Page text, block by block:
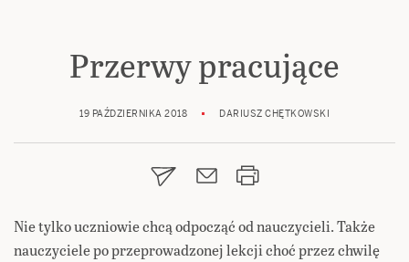
Przerwy pracujące
19 PAŹDZIERNIKA 2018 DARIUSZ CHĘTKOWSKI
Nie tylko uczniowie chcą odpocząć od nauczycieli. Także
nauczyciele po przeprowadzonej lekcji choć przez chwilę